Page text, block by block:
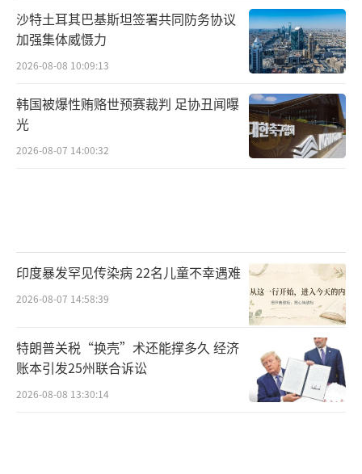
沙特土耳其巴基斯坦签署共同防务协议
加强集体威慑力
2026-08-08 10:09:13
韩国被爆性贿赂世预赛裁判 足协丑闻曝
光
2026-08-07 14:00:32
印度暴发罕见传染病 22名儿童不幸遇难
2026-08-07 14:58:39
特朗普关税“换壳”术还能撑多久 经济
账本引发25州联合诉讼
2026-08-08 13:30:14